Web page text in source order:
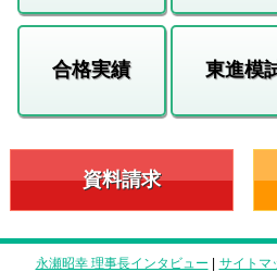
合格実績 東進模
資料請求
永瀬昭幸 理事長インタビュー | サイトマ